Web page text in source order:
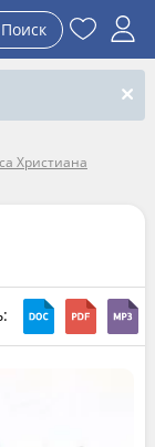
Поиск
Христиана